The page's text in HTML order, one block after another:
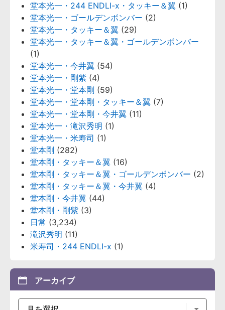
堂本光一・244 ENDLI-x・タッキー＆翼 (1)
堂本光一・ゴールデンボンバー (2)
堂本光一・タッキー＆翼 (29)
堂本光一・タッキー＆翼・ゴールデンボンバー
(1)
堂本光一・今井翼 (54)
堂本光一・剛紫 (4)
堂本光一・堂本剛 (59)
堂本光一・堂本剛・タッキー＆翼 (7)
堂本光一・堂本剛・今井翼 (11)
堂本光一・滝沢秀明 (1)
堂本光一・米寿司 (1)
堂本剛 (282)
堂本剛・タッキー＆翼 (16)
堂本剛・タッキー＆翼・ゴールデンボンバー (2)
堂本剛・タッキー＆翼・今井翼 (4)
堂本剛・今井翼 (44)
堂本剛・剛紫 (3)
日常 (3,234)
滝沢秀明 (11)
米寿司・244 ENDLI-x (1)
アーカイブ